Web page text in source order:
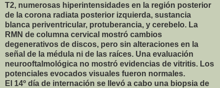
T2, numerosas hiperintensidades en la región posterior
de la corona radiata posterior izquierda, sustancia
blanca periventricular, protuberancia, y cerebelo. La
RMN de columna cervical mostró cambios
degenerativos de discos, pero sin alteraciones en la
señal de la médula ni de las raíces. Una evaluación
neurooftalmológica no mostró evidencias de vitritis. Los
potenciales evocados visuales fueron normales.
El 14º día de internación se llevó a cabo una biopsia de